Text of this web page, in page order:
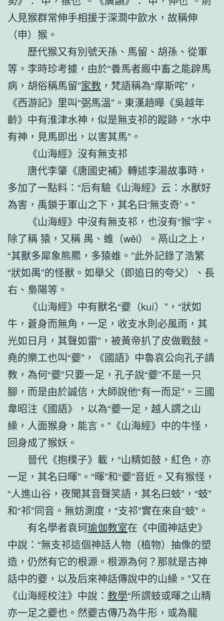
人見猴群常伸手相援于深澗中飲水，故稱伸
（申）猴。
歷代猴又有別號天孫、馬留、胡孫、從軍
等。李時珍考據，由於“養馬者廄中畜之能辟馬
病，胡俗稱馬留”家教 ，梵語稱為“摩斯咤”，
《西游記》里叫“弼馬溫”。東漢趙曄《吳越年
齡》中有淮津水神，似是無支祁的蹤跡，“水中
有神，見馬即出，以害其馬”。
《山海經》沒有無支祁
唐代李肇《唐國史補》轉述李湯故事時，
多加了一點料：“后有驗《山海經》云：水獸好
為害，禹鎖于軍山之下，其名曰‘無支奇’。”
《山海經》中沒有無支祁，也沒有“猴”字。
除了稱 猿，又稱 禺、蜼（wěi）。鬲山之上，
“其獸多犀象熊羆，多猿蜼。”此外記錄了浩繁
“狀如禺”的怪獸。如舉父（即追日的夸父）、長
右、梟陽等。
《山海經》中有獸名“夔（kuí）”，“狀如
牛，蒼身而無角，一足，收支水則必風雨，其
光如日月，其聲如雷”，被黃帝扒了皮做戰鼓。
堯的樂工也叫“夔”，《國語》中魯哀公向孔子請
教，為何“夔”只要一足，孔子說“夔”不是一只
腳，而是由於誠信，大師說他“有一而足”。三國
韋昭注《國語》，以為“夔一足，越人謂之山
繰，人面猴身，能言。”《山海經》中的牛怪，
回身成了猴妖。
晉代《抱樸子》載，“山精如鼓，紅色，亦
一足，其名曰暉”。“暉”和“夔”音近。又有猴怪，
“人進山谷，夜聞其音聲笑語，其名曰蚑”，“蚑”
和“祁”同音。無妨測度，“支祁”實在來自“蚑”。
有名學者袁珂瑜伽教室在《中國神話史》
中說：“無支祁這個神話人物（植物）抽像的塑
造，仍然有它的根源。根源為何？那就是古神
話中的夔，以及后來神話傳說中的山繰。”又在
《山海經校注》中說： 教學“所謂蚑或暉之山精
亦一足之夔也。然夔古傳乃為牛形，或為龍